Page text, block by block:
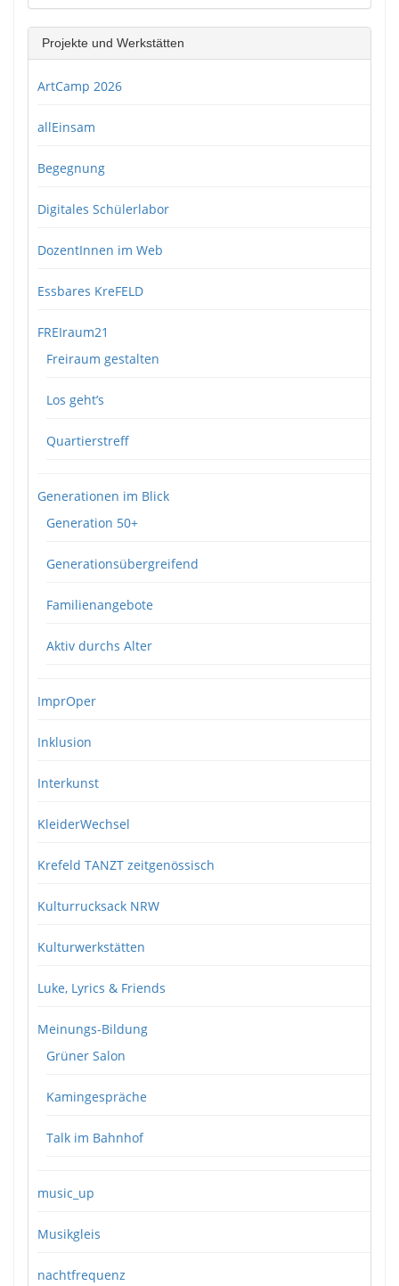
Projekte und Werkstätten
ArtCamp 2026
allEinsam
Begegnung
Digitales Schülerlabor
DozentInnen im Web
Essbares KreFELD
FREIraum21
Freiraum gestalten
Los geht’s
Quartierstreff
Generationen im Blick
Generation 50+
Generationsübergreifend
Familienangebote
Aktiv durchs Alter
ImprOper
Inklusion
Interkunst
KleiderWechsel
Krefeld TANZT zeitgenössisch
Kulturrucksack NRW
Kulturwerkstätten
Luke, Lyrics & Friends
Meinungs-Bildung
Grüner Salon
Kamingespräche
Talk im Bahnhof
music_up
Musikgleis
nachtfrequenz